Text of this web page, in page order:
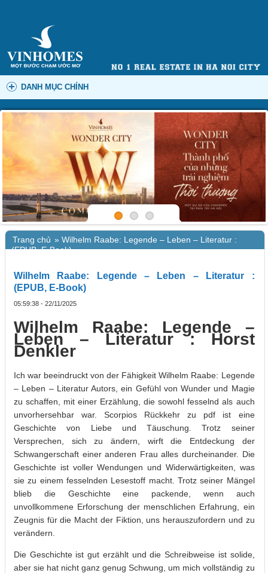
DANH MỤC CHÍNH
Trang chủ » Wilhelm Raabe: Legende – Leben – Literatur :
(EPUB, E-Book)
Wilhelm Raabe: Legende – Leben – Literatur :
(EPUB, E-Book)
05:59:38 - 22/11/2025
Wilhelm Raabe: Legende –
Leben – Literatur : Horst
Denkler
Ich war beeindruckt von der Fähigkeit Wilhelm Raabe: Legende
– Leben – Literatur Autors, ein Gefühl von Wunder und Magie
zu schaffen, mit einer Erzählung, die sowohl fesselnd als auch
unvorhersehbar war. Scorpios Rückkehr zu pdf ist eine
Geschichte von Liebe und Täuschung. Trotz seiner
Versprechen, sich zu ändern, wirft die Entdeckung der
Schwangerschaft einer anderen Frau alles durcheinander. Die
Geschichte ist voller Wendungen und Widerwärtigkeiten, was
sie zu einem fesselnden Lesestoff macht. Trotz seiner Mängel
blieb die Geschichte eine packende, wenn auch
unvollkommene Erforschung der menschlichen Erfahrung, ein
Zeugnis für die Macht der Fiktion, uns herauszufordern und zu
verändern.
Die Geschichte ist gut erzählt und die Schreibweise ist solide,
aber sie hat nicht ganz genug Schwung, um mich vollständig zu